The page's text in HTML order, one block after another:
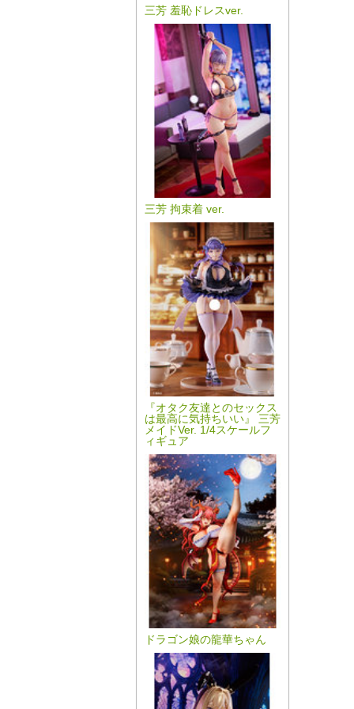
三芳 羞恥ドレスver.
三芳 拘束着 ver.
『オタク友達とのセックス
は最高に気持ちいい』 三芳
メイドVer. 1/4スケールフ
ィギュア
ドラゴン娘の龍華ちゃん